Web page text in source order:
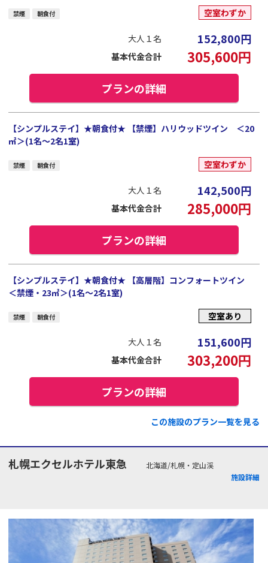
禁煙 朝食付 空室わずか
大人１名 152,800円
基本代金合計 305,600円
プランの詳細
【シンプルステイ】★朝食付★ 【禁煙】ハリウッドツイン ＜20
㎡＞(1名～2名1室)
禁煙 朝食付 空室わずか
大人１名 142,500円
基本代金合計 285,000円
プランの詳細
【シンプルステイ】★朝食付★ 【高層階】コンフォートツイン
＜禁煙・23㎡＞(1名～2名1室)
禁煙 朝食付 空室あり
大人１名 151,600円
基本代金合計 303,200円
プランの詳細
この施設のプラン一覧を見る
札幌エクセルホテル東急
北海道/札幌・定山渓
施設詳細